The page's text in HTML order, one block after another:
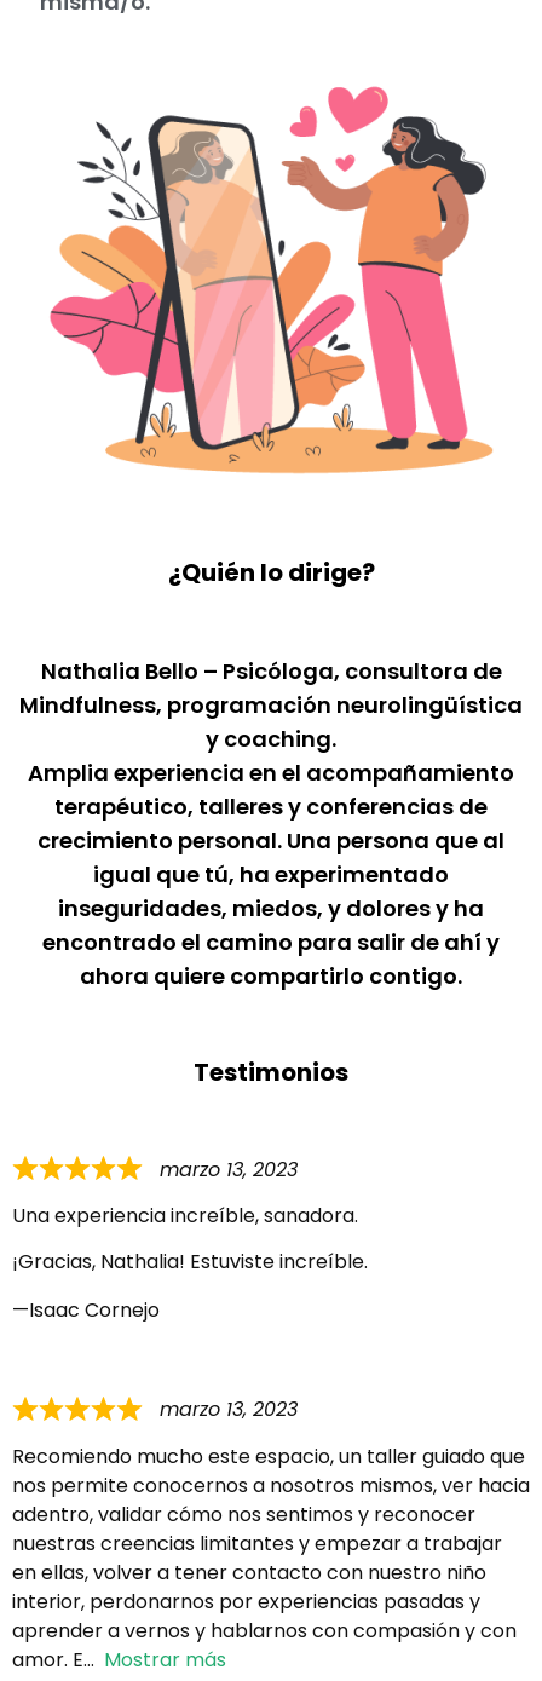
¿Quién lo dirige?
Nathalia Bello – Psicóloga, consultora de
Mindfulness, programación neurolingüística
y coaching.
Amplia experiencia en el acompañamiento
terapéutico, talleres y conferencias de
crecimiento personal. Una persona que al
igual que tú, ha experimentado
inseguridades, miedos, y dolores y ha
encontrado el camino para salir de ahí y
ahora quiere compartirlo contigo.
Testimonios
marzo 13, 2023
Una experiencia increíble, sanadora.
¡Gracias, Nathalia! Estuviste increíble.
Isaac Cornejo
marzo 13, 2023
Recomiendo mucho este espacio, un taller guiado que
nos permite conocernos a nosotros mismos, ver hacia
adentro, validar cómo nos sentimos y reconocer
nuestras creencias limitantes y empezar a trabajar
en ellas, volver a tener contacto con nuestro niño
interior, perdonarnos por experiencias pasadas y
aprender a vernos y hablarnos con compasión y con
amor. E
Mostrar más